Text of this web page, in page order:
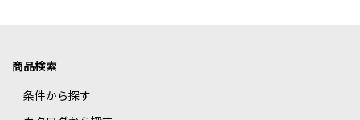
商品検索
条件から探す